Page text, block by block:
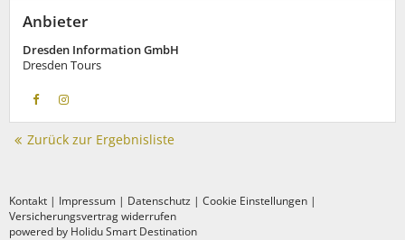
Anbieter
Dresden Information GmbH
Dresden Tours
Zurück zur Ergebnisliste
Kontakt | Impressum | Datenschutz | Cookie Einstellungen |
Versicherungsvertrag widerrufen
powered by Holidu Smart Destination